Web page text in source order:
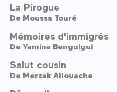
La Pirogue
De Moussa Touré
Mémoires d'immigrés
De Yamina Benguigui
Salut cousin
De Merzak Allouache